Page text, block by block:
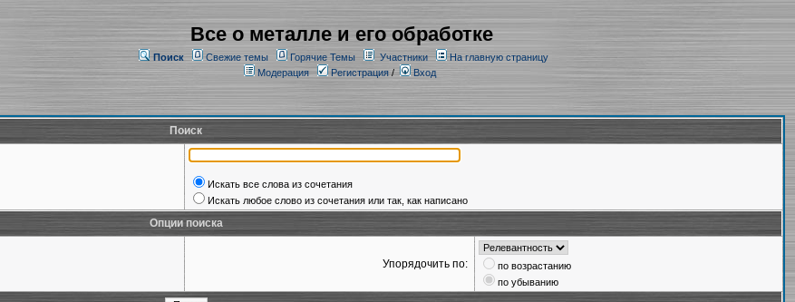
Все о металле и его обработке
Поиск Свежие темы Горячие Темы Участники
На главную страницу
Модерация
Регистрация/ Вход
Поиск
Искать все слова из сочетания
Искать любое слово из сочетания или так, как написано
Опции поиска
Упорядочить по:
по возрастанию
по убыванию